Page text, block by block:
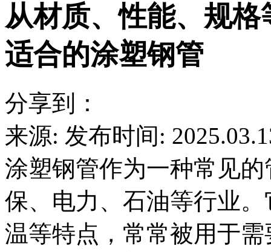
从材质、性能、规
适合的涂塑钢管
分享到：
来源: 发布时间:
涂塑钢管作为一种常见
保、电力、石油等行业
温等特点，常常被用于